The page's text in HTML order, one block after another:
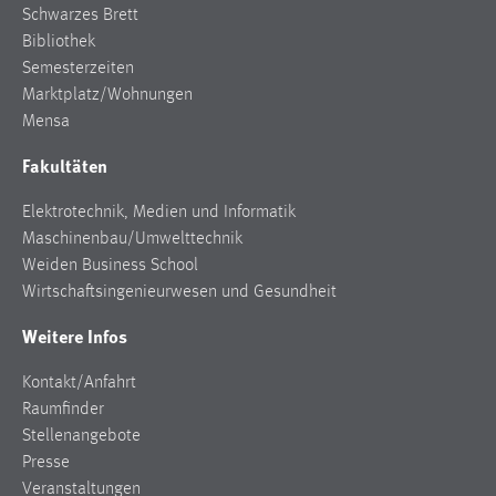
Schwarzes Brett
Bibliothek
Semesterzeiten
Marktplatz/Wohnungen
Mensa
Fakultäten
Elektrotechnik, Medien und Informatik
Maschinenbau/Umwelttechnik
Weiden Business School
Wirtschaftsingenieurwesen und Gesundheit
Weitere Infos
Kontakt/Anfahrt
Raumfinder
Stellenangebote
Presse
Veranstaltungen
Cookie Laufzeit:
Max. 13 Monate
MARKETING
verwendet, um personalisierte Werbung anzuzeigen.
Sie tun dies, indem sie Besucher über Websites
hinweg verfolgen.
_gcl_au
Anbieter: